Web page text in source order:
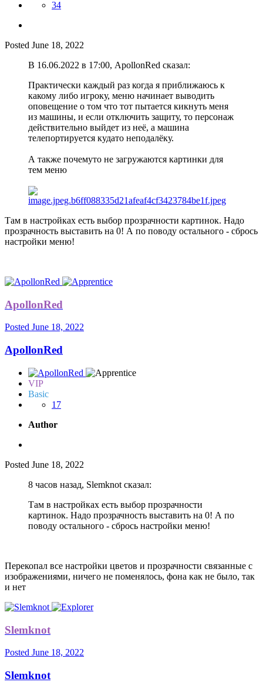
34
Posted June 18, 2022
В 16.06.2022 в 17:00, ApollonRed сказал:
Практически каждый раз когда я приближаюсь к
какому либо игроку, меню начинает выводить
оповещение о том что тот пытается кикнуть меня
из машины, и если отключить защиту, то персонаж
действительно выйдет из неё, а машина
телепортируется кудато неподалёку.
А также почемуто не загружаются картинки для
тем меню
Там в настройках есть выбор прозрачности картинок. Надо
прозрачность выставить на 0! А по поводу остального - сбрось
настройки меню!
ApollonRed
Posted June 18, 2022
ApollonRed
VIP
Basic
17
Author
Posted June 18, 2022
8 часов назад, Slemknot сказал:
Там в настройках есть выбор прозрачности
картинок. Надо прозрачность выставить на 0! А по
поводу остального - сбрось настройки меню!
Перекопал все настройки цветов и прозрачности связанные с
изображениями, ничего не поменялось, фона как не было, так
и нет
Slemknot
Posted June 18, 2022
Slemknot